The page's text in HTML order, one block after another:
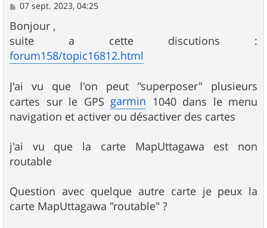
M
s
s
a
g
e
07 sept. 2023, 04:25
Bonjour ,
suite a cette discutions :
forum158/topic16812.html
J'ai vu que l'on peut "superposer" plusieurs
cartes sur le GPS garmin 1040 dans le menu
navigation et activer ou désactiver des cartes
j'ai vu que la carte MapUttagawa est non
routable
Question avec quelque autre carte je peux la
carte MapUttagawa "routable" ?